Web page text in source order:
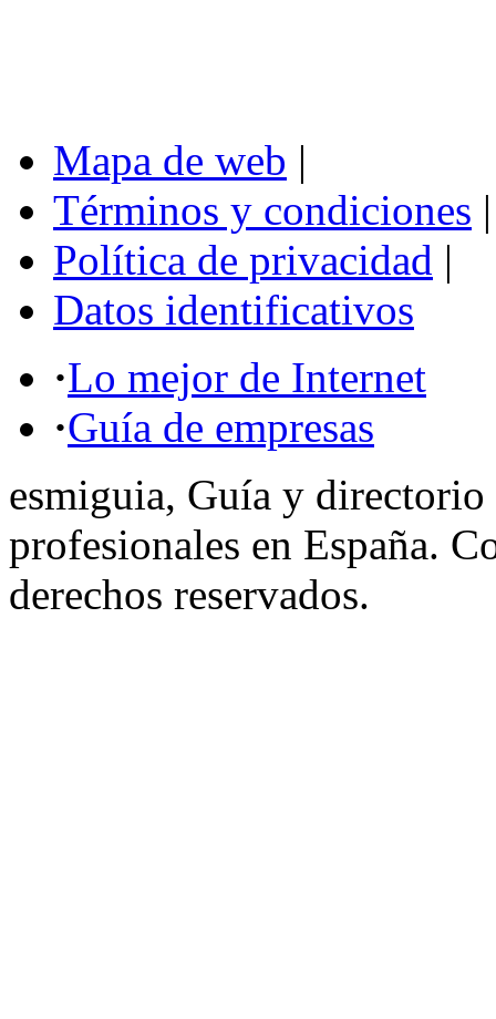
Mapa de web |
Términos y condiciones |
Política de privacidad |
Datos identificativos
·Lo mejor de Internet
·Guía de empresas
esmiguia, Guía y directorio
profesionales en España.
derechos reservados.